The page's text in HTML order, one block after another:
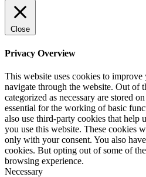
Close
Privacy Overview
This website uses cookies to
navigate through the website. Out of
categorized as necessary are stored
essential for the working of basic
also use third-party cookies that help
you use this website. These cookies
only with your consent. You also
cookies. But opting out of some of
browsing experience.
Necessary